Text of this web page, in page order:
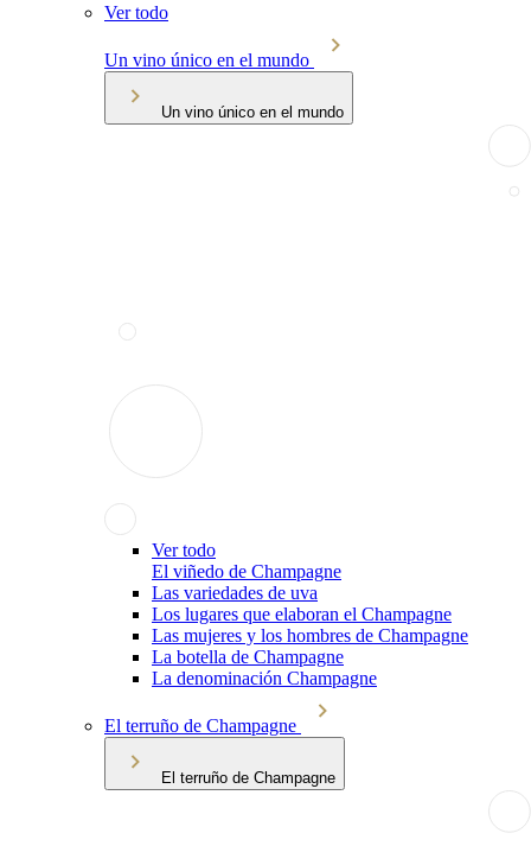
Ver todo
Un vino único en el mundo
Un vino único en el mundo
Ver todo
El viñedo de Champagne
Las variedades de uva
Los lugares que elaboran el Champagne
Las mujeres y los hombres de Champagne
La botella de Champagne
La denominación Champagne
El terruño de Champagne
El terruño de Champagne